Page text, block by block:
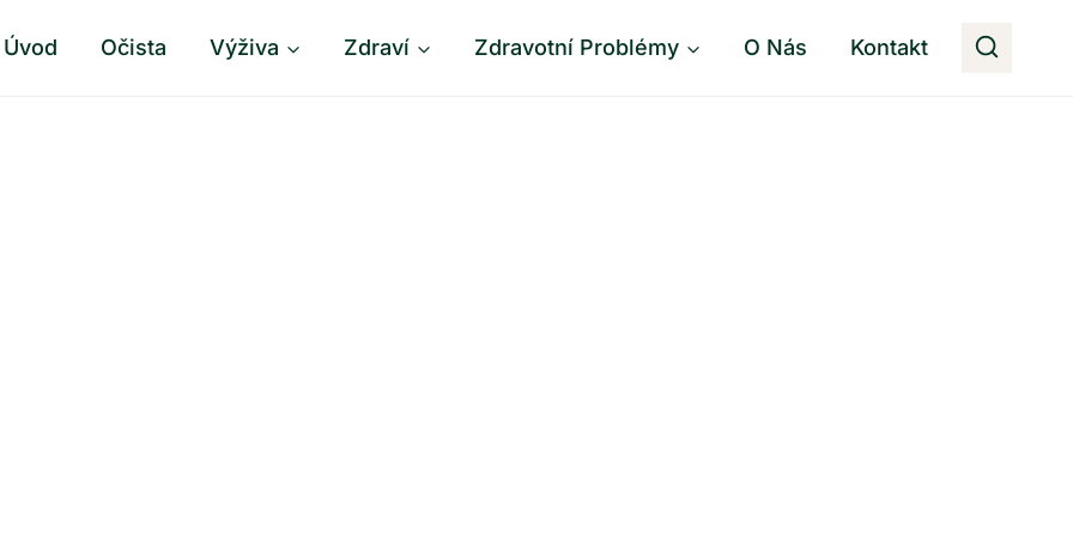
Úvod Očista Výživa Zdraví Zdravotní Problémy O Nás Kontakt